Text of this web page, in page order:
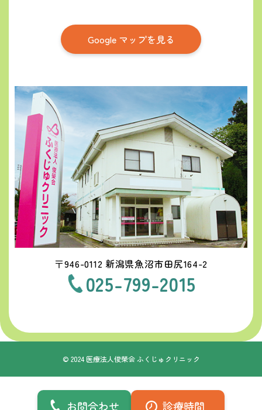
お問合わせ 診療時間
〒946-0112 新潟県魚沼市田尻164-2
025-799-2015
Google マップを見る
© 2024 医療法人俊榮会 ふくじゅクリニック